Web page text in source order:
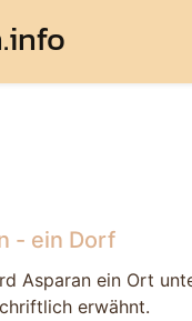
- ein Dorf
Asparan ein Ort
erwähnt.